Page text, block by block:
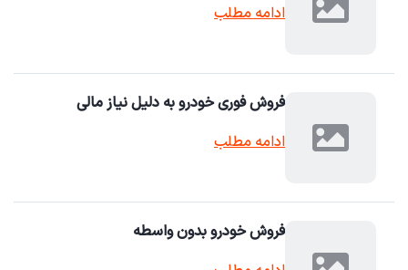
ادامه مطلب
فروش فوری خودرو به دلیل نیاز مالی
ادامه مطلب
فروش خودرو بدون واسطه